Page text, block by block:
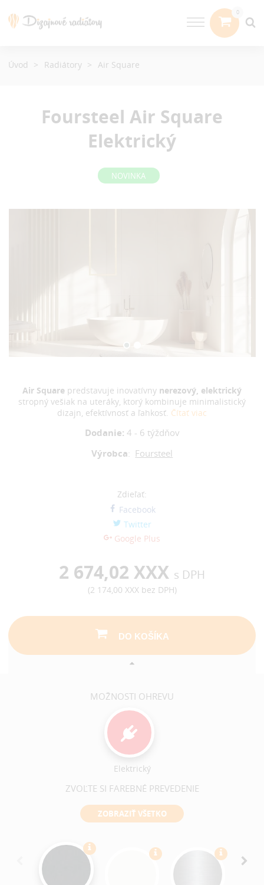
Foursteel Air Square
Elektrický
NOVINKA
Air Square predstavuje inovatívny nerezový, elektrický
stropný vešiak na uteráky, ktorý kombinuje minimalistický
dizajn, efektívnosť a ľahkosť. Čítať viac
Dodanie: 4 - 6 týždňov
Výrobca: Foursteel
Zdieľať:
Facebook
Twitter
Google Plus
2 674,02 XXX s DPH
(2 174,00 XXXbez DPH)
DO KOŠÍKA
MOŽNOSTI OHREVU
Elektrický
ZVOĽTE SI FAREBNÉ PREVEDENIE
ZOBRAZIŤ VŠETKO
Úvod Radiátory Air Square